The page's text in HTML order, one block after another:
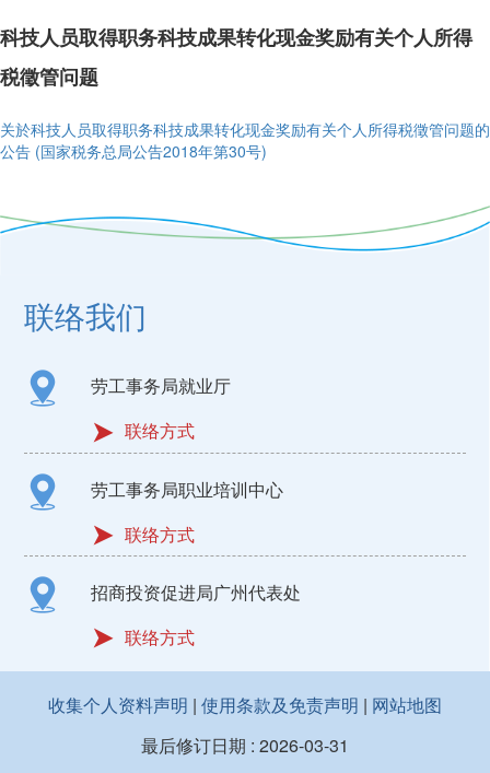
科技人员取得职务科技成果转化现金奖励有关个人所得
税徵管问题
关於科技人员取得职务科技成果转化现金奖励有关个人所得税徵管问题的
公告 (国家税务总局公告2018年第30号)
联络我们
劳工事务局就业厅
联络方式
劳工事务局职业培训中心
联络方式
招商投资促进局广州代表处
联络方式
收集个人资料声明 | 使用条款及免责声明 | 网站地图
最后修订日期 : 2026-03-31